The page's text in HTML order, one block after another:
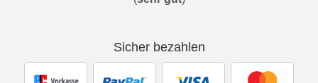
Sicher bezahlen